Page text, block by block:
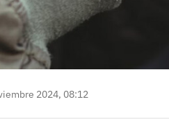
2024, 08:12